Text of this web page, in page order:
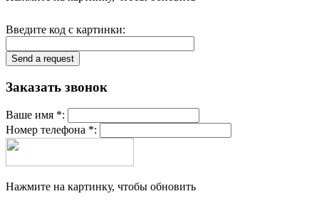
Введите код с картинки:
Заказать звонок
Ваше имя *:
Номер телефона *:
Нажмите на картинку, чтобы обновить